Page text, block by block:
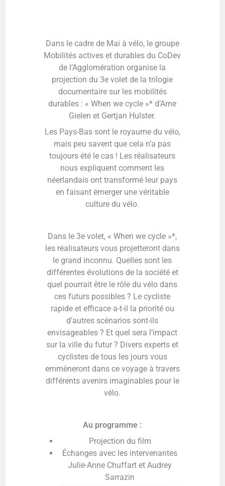
Dans le cadre de Mai à vélo, le groupe
Mobilités actives et durables du CoDev
de l’Agglomération organise la
projection du 3e volet de la trilogie
documentaire sur les mobilités
durables : « When we cycle »* d’Arne
Gielen et Gertjan Hulster.
Les Pays-Bas sont le royaume du vélo,
mais peu savent que cela n’a pas
toujours été le cas ! Les réalisateurs
nous expliquent comment les
néerlandais ont transformé leur pays
en faisant émerger une véritable
culture du vélo.
Dans le 3e volet, « When we cycle »*,
les réalisateurs vous projetteront dans
le grand inconnu. Quelles sont les
différentes évolutions de la société et
quel pourrait être le rôle du vélo dans
ces futurs possibles ? Le cycliste
rapide et efficace a-t-il la priorité ou
d’autres scénarios sont-ils
envisageables ? Et quel sera l’impact
sur la ville du futur ? Divers experts et
cyclistes de tous les jours vous
emmèneront dans ce voyage à travers
différents avenirs imaginables pour le
vélo.
Au programme :
Projection du film
Échanges avec les intervenantes
Julie-Anne Chuffart et Audrey
Sarrazin